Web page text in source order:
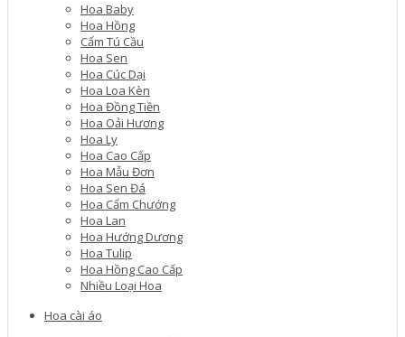
Hoa Baby
Hoa Hồng
Cẩm Tú Cầu
Hoa Sen
Hoa Cúc Dại
Hoa Loa Kèn
Hoa Đồng Tiền
Hoa Oải Hương
Hoa Ly
Hoa Cao Cấp
Hoa Mẫu Đơn
Hoa Sen Đá
Hoa Cẩm Chướng
Hoa Lan
Hoa Hướng Dương
Hoa Tulip
Hoa Hồng Cao Cấp
Nhiều Loại Hoa
Hoa cài áo